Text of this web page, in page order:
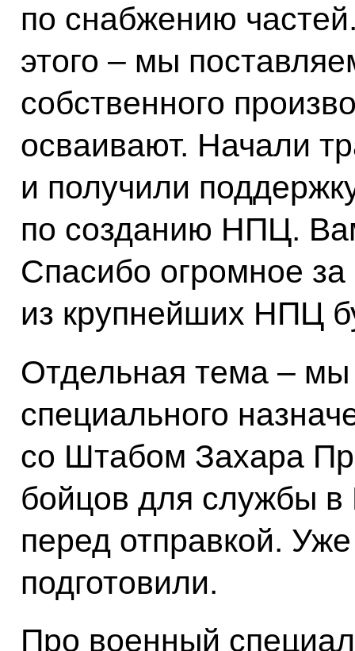
по снабжению
этого – мы
собственного
осваивают. Начали
и получили
по созданию НПЦ.
Спасибо огромное
из крупнейших НПЦ
Отдельная тема –
специального
со Штабом Захара
бойцов для службы
перед отправкой.
подготовили.
Про военный